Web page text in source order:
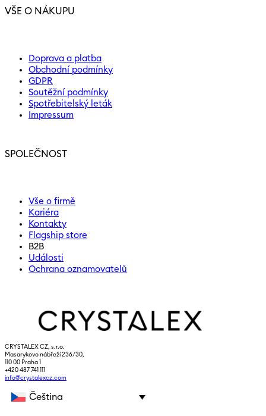
VŠE O NÁKUPU
Doprava a platba
Obchodní podmínky
GDPR
Soutěžní podmínky
Spotřebitelský leták
Impressum
SPOLEČNOST
Vše o firmě
Kariéra
Kontakty
Flagship store
B2B
Události
Ochrana oznamovatelů
CRYSTALEX CZ, s.r.o.
Masarykovo nábřeží 236/30,
110 00 Praha 1
+420 487 741 111
info@crystalexcz.com
Čeština